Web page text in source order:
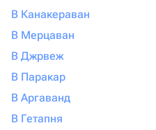
В Канакераван
В Мерцаван
В Джрвеж
В Паракар
В Аргаванд
В Гетапня